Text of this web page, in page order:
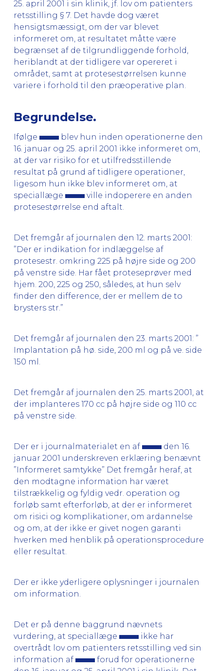
25. april 2001 i sin klinik, jf. lov om patienters
retsstilling § 7. Det havde dog været
hensigtsmæssigt, om der var blevet
informeret om, at resultatet måtte være
begrænset af de tilgrundliggende forhold,
heriblandt at der tidligere var opereret i
området, samt at protesestørrelsen kunne
variere i forhold til den præoperative plan.
Begrundelse.
Ifølge
blev hun inden operationerne den
16. januar og 25. april 2001 ikke informeret om,
at der var risiko for et utilfredsstillende
resultat på grund af tidligere operationer,
ligesom hun ikke blev informeret om, at
speciallæge
ville indoperere en anden
protesestørrelse end aftalt.
Det fremgår af journalen den 12. marts 2001:
”Der er indikation for indlæggelse af
protesestr. omkring 225 på højre side og 200
på venstre side. Har fået proteseprøver med
hjem. 200, 225 og 250, således, at hun selv
finder den difference, der er mellem de to
brysters str.”
Det fremgår af journalen den 23. marts 2001: ”
Implantation på hø. side, 200 ml og på ve. side
150 ml.
Det fremgår af journalen den 25. marts 2001, at
der implanteres 170 cc på højre side og 110 cc
på venstre side.
Der er i journalmaterialet en af
den 16.
januar 2001 underskreven erklæring benævnt
”Informeret samtykke” Det fremgår heraf, at
den modtagne information har været
tilstrækkelig og fyldig vedr. operation og
forløb samt efterforløb, at der er informeret
om risici og komplikationer, om ardannelse
og om, at der ikke er givet nogen garanti
hverken med henblik på operationsprocedure
eller resultat.
Der er ikke yderligere oplysninger i journalen
om information.
Det er på denne baggrund nævnets
vurdering, at speciallæge
ikke har
overtrådt lov om patienters retsstilling ved sin
information af
forud for operationerne